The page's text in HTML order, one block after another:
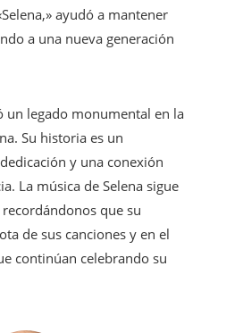
ayudó a mantener
a una nueva generación
un legado monumental en la
Su historia es un
y una conexión
La música de Selena sigue
que su
de sus canciones y en el
continúan celebrando su